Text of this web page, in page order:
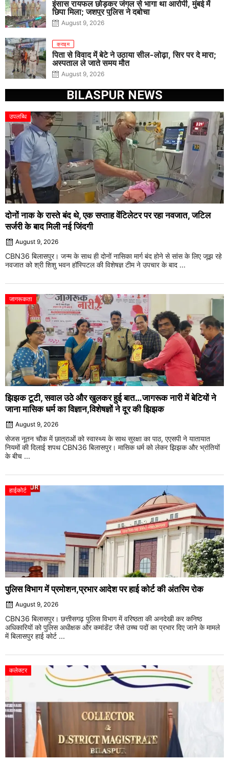
इंसास रायफल छोड़कर जंगल से भागा था आरोपी, मुंबई में
छिपा मिला; जशपुर पुलिस ने दबोचा
August 9, 2026
क्राइम
पिता से विवाद में बेटे ने उठाया सील-लोढ़ा, सिर पर दे मारा;
अस्पताल ले जाते समय मौत
August 9, 2026
BILASPUR NEWS
उपलब्धि
दोनों नाक के रास्ते बंद थे, एक सप्ताह वेंटिलेटर पर रहा नवजात, जटिल
सर्जरी के बाद मिली नई जिंदगी
August 9, 2026
CBN36 बिलासपुर। जन्म के साथ ही दोनों नासिका मार्ग बंद होने से सांस के लिए जूझ रहे
नवजात को श्री शिशु भवन हॉस्पिटल की विशेषज्ञ टीम ने उपचार के बाद ...
जागरूकता
झिझक टूटी, सवाल उठे और खुलकर हुई बात…जागरूक नारी में बेटियों ने
जाना मासिक धर्म का विज्ञान,विशेषज्ञों ने दूर की झिझक
August 9, 2026
सेजस नूतन चौक में छात्राओं को स्वास्थ्य के साथ सुरक्षा का पाठ, एएसपी ने यातायात
नियमों की दिलाई शपथ CBN36 बिलासपुर। मासिक धर्म को लेकर झिझक और भ्रांतियों
के बीच ...
हाईकोर्ट
पुलिस विभाग में प्रमोशन,प्रभार आदेश पर हाई कोर्ट की अंतरिम रोक
August 9, 2026
CBN36 बिलासपुर। छत्तीसगढ़ पुलिस विभाग में वरिष्ठता की अनदेखी कर कनिष्ठ
अधिकारियों को पुलिस अधीक्षक और कमांडेंट जैसे उच्च पदों का प्रभार दिए जाने के मामले
में बिलासपुर हाई कोर्ट ...
कलेक्टर